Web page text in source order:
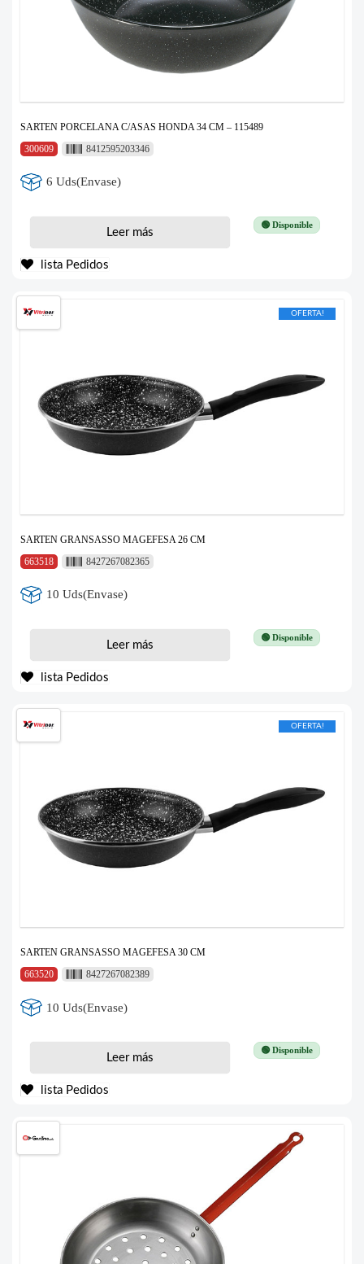
SARTEN PORCELANA C/ASAS HONDA 34 CM – 115489
300609
8412595203346
6 Uds(Envase)
🟢 Disponible
Leer más
lista Pedidos
OFERTA!
SARTEN GRANSASSO MAGEFESA 26 CM
663518
8427267082365
10 Uds(Envase)
🟢 Disponible
Leer más
lista Pedidos
OFERTA!
SARTEN GRANSASSO MAGEFESA 30 CM
663520
8427267082389
10 Uds(Envase)
🟢 Disponible
Leer más
lista Pedidos